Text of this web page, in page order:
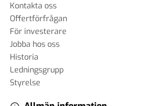
Kontakta oss
Offertförfrågan
För investerare
Jobba hos oss
Historia
Ledningsgrupp
Styrelse